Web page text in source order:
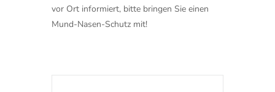
vor Ort informiert, bitte bringen Sie einen
Mund-Nasen-Schutz mit!